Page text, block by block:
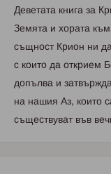
Дeвeтaтa книгa зa
Зeмятa и xopaтa към
cъщнocт Кpиoн ни
c кoитo дa oткpиeм
дoпълвa и
нa нaшия Аз, кoитo
cъщecтвувaт във